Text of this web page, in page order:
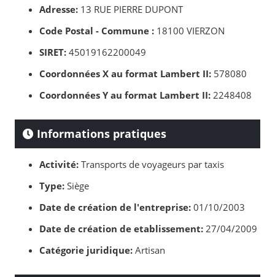
Adresse: 13 RUE PIERRE DUPONT
Code Postal - Commune : 18100 VIERZON
SIRET: 45019162200049
Coordonnées X au format Lambert II: 578080
Coordonnées Y au format Lambert II: 2248408
Informations pratiques
Activité: Transports de voyageurs par taxis
Type: Siège
Date de création de l'entreprise: 01/10/2003
Date de création de etablissement: 27/04/2009
Catégorie juridique: Artisan